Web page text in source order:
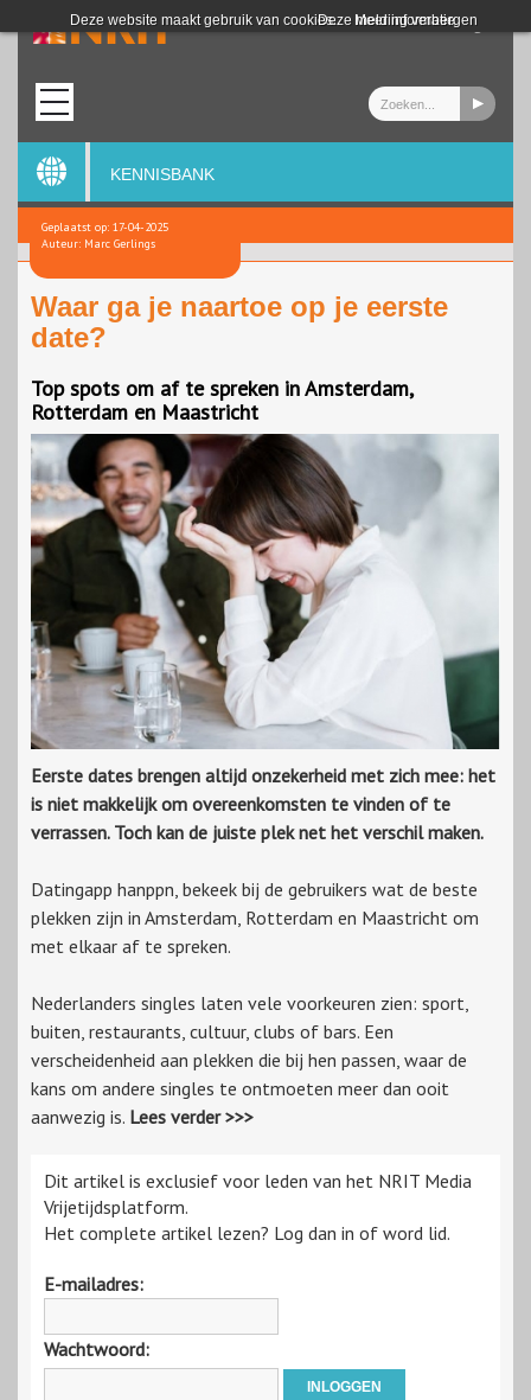
Deze website maakt gebruik van cookies. Meer informatie
Deze melding verbergen
Login
KENNISBANK
Geplaatst op: 17-04-2025
Auteur: Marc Gerlings
Waar ga je naartoe op je eerste
date?
Top spots om af te spreken in Amsterdam,
Rotterdam en Maastricht
Eerste dates brengen altijd onzekerheid met zich mee: het
is niet makkelijk om overeenkomsten te vinden of te
verrassen. Toch kan de juiste plek net het verschil maken.
Datingapp hanppn, bekeek bij de gebruikers wat de beste
plekken zijn in Amsterdam, Rotterdam en Maastricht om
met elkaar af te spreken.
Nederlanders singles laten vele voorkeuren zien: sport,
buiten, restaurants, cultuur, clubs of bars. Een
verscheidenheid aan plekken die bij hen passen, waar de
kans om andere singles te ontmoeten meer dan ooit
aanwezig is. Lees verder >>>
Dit artikel is exclusief voor leden van het NRIT Media
Vrijetijdsplatform.
Het complete artikel lezen? Log dan in of word lid.
E-mailadres:
Wachtwoord: